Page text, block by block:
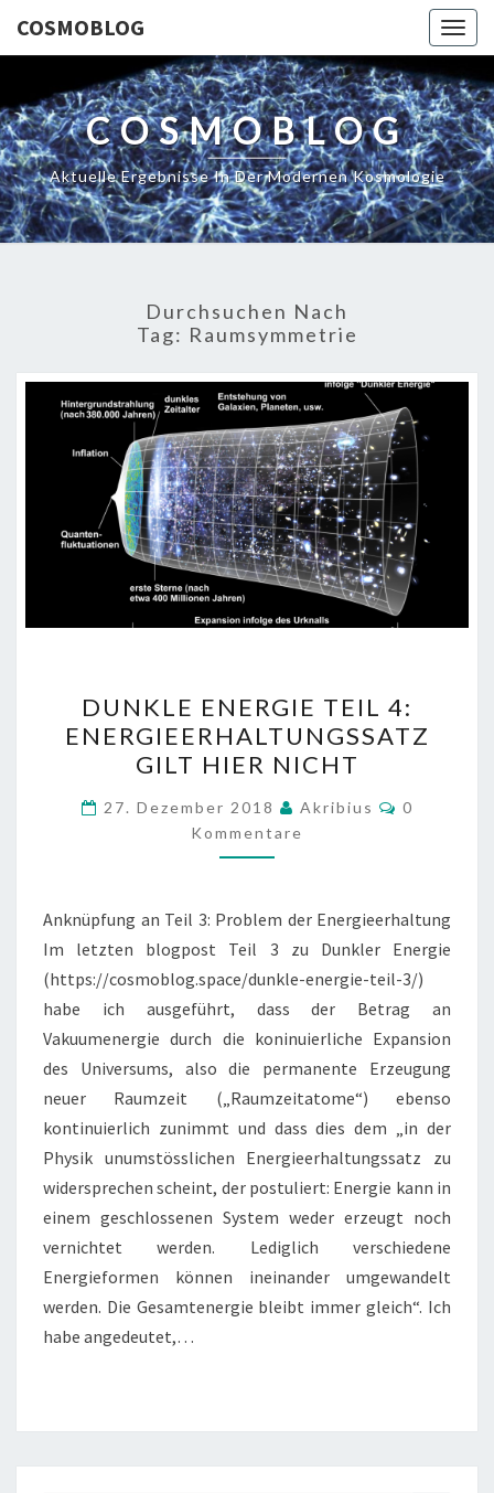
COSMOBLOG
COSMOBLOG
Aktuelle Ergebnisse In Der Modernen Kosmologie
Durchsuchen Nach
Tag: Raumsymmetrie
ENERGIE
TEIL
4:
GILT
HIER
DUNKLE ENERGIE TEIL 4:
ENERGIEERHALTUNGSSATZ
GILT HIER NICHT
27. Dezember 2018 Akribius
0
Kommentare
Anknüpfung an Teil 3: Problem der Energieerhaltung
Im letzten blogpost Teil 3 zu Dunkler Energie
(https://cosmoblog.space/dunkle-energie-teil-3/)
habe ich ausgeführt, dass der Betrag an
Vakuumenergie durch die koninuierliche Expansion
des Universums, also die permanente Erzeugung
neuer Raumzeit („Raumzeitatome“) ebenso
kontinuierlich zunimmt und dass dies dem „in der
Physik unumstösslichen Energieerhaltungssatz zu
widersprechen scheint, der postuliert: Energie kann in
einem geschlossenen System weder erzeugt noch
vernichtet werden. Lediglich verschiedene
Energieformen können ineinander umgewandelt
werden. Die Gesamtenergie bleibt immer gleich“. Ich
habe angedeutet,…